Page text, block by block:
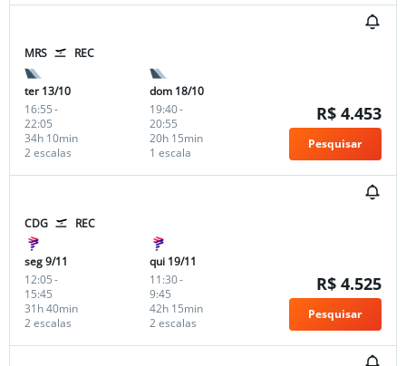
MRS REC
ter 13/10
16:55-
22:05
2 escalas
34h 10min
dom 18/10
19:40-
20:55
1 escala
20h 15min
R$ 4.453
Pesquisar
CDG REC
seg 9/11
12:05-
15:45
2 escalas
31h 40min
qui 19/11
11:30-
9:45
2 escalas
42h 15min
R$ 4.525
Pesquisar